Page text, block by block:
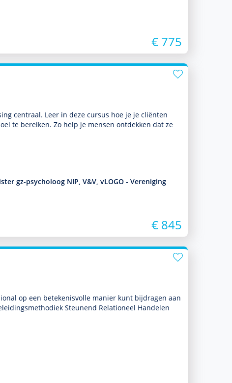
€ 775
centraal. Leer in deze cursus hoe je je cliënten
te bereiken. Zo help je mensen ontdekken dat ze
gz-psycholoog NIP, V&V, vLOGO - Vereniging
€ 845
op een bete­kenisvolle manier kunt bijdragen aan
Steunend Relationeel Han­delen